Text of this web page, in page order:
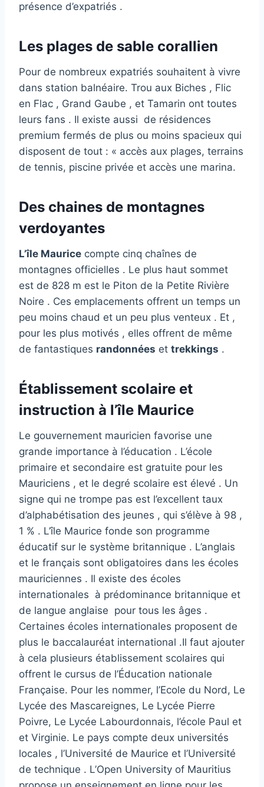
présence d’expatriés .
Les plages de sable corallien
Pour de nombreux expatriés souhaitent à vivre
dans station balnéaire. Trou aux Biches , Flic
en Flac , Grand Gaube , et Tamarin ont toutes
leurs fans . Il existe aussi de résidences
premium fermés de plus ou moins spacieux qui
disposent de tout : « accès aux plages, terrains
de tennis, piscine privée et accès une marina.
Des chaines de montagnes
verdoyantes
L’île Maurice compte cinq chaînes de
montagnes officielles . Le plus haut sommet
est de 828 m est le Piton de la Petite Rivière
Noire . Ces emplacements offrent un temps un
peu moins chaud et un peu plus venteux . Et ,
pour les plus motivés , elles offrent de même
de fantastiques randonnées et trekkings .
Établissement scolaire et
instruction à l’île Maurice
Le gouvernement mauricien favorise une
grande importance à l’éducation . L’école
primaire et secondaire est gratuite pour les
Mauriciens , et le degré scolaire est élevé . Un
signe qui ne trompe pas est l’excellent taux
d’alphabétisation des jeunes , qui s’élève à 98 ,
1 % . L’île Maurice fonde son programme
éducatif sur le système britannique . L’anglais
et le français sont obligatoires dans les écoles
mauriciennes . Il existe des écoles
internationales à prédominance britannique et
de langue anglaise pour tous les âges .
Certaines écoles internationales proposent de
plus le baccalauréat international .Il faut ajouter
à cela plusieurs établissement scolaires qui
offrent le cursus de l’Éducation nationale
Française. Pour les nommer, l’Ecole du Nord, Le
Lycée des Mascareignes, Le Lycée Pierre
Poivre, Le Lycée Labourdonnais, l’école Paul et
et Virginie. Le pays compte deux universités
locales , l’Université de Maurice et l’Université
de technique . L’Open University of Mauritius